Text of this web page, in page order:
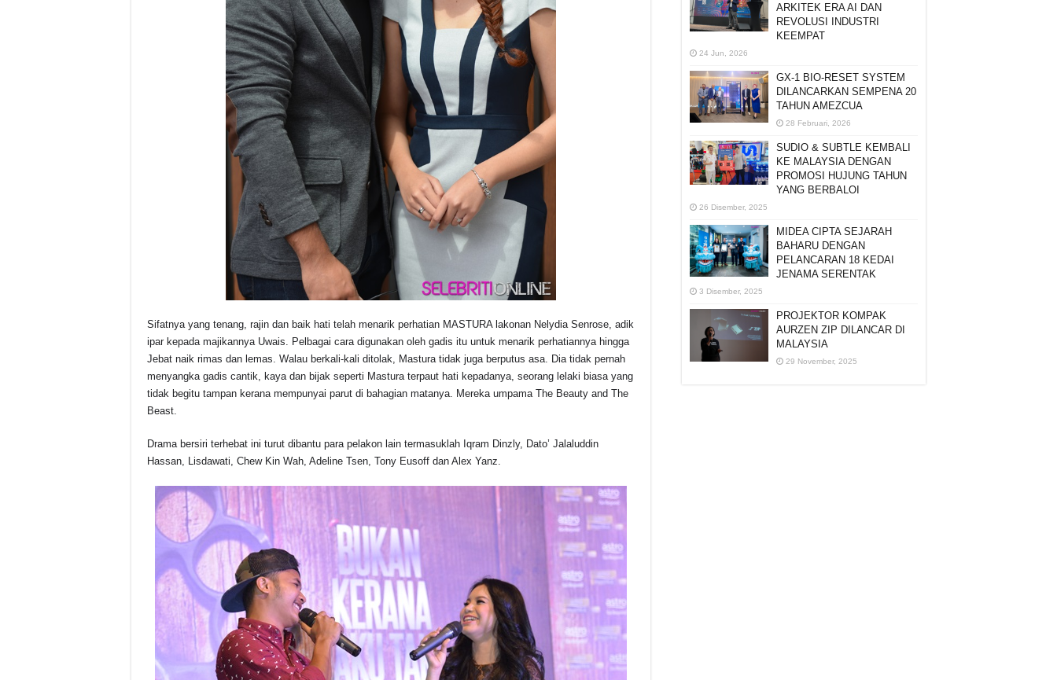
Sifatnya yang tenang, rajin dan baik hati telah menarik perhatian MASTURA lakonan Nelydia Senrose, adik
ipar kepada majikannya Uwais. Pelbagai cara digunakan oleh gadis itu untuk menarik perhatiannya hingga
Jebat naik rimas dan lemas. Walau berkali-kali ditolak, Mastura tidak juga berputus asa. Dia tidak pernah
menyangka gadis cantik, kaya dan bijak seperti Mastura terpaut hati kepadanya, seorang lelaki biasa yang
tidak begitu tampan kerana mempunyai parut di bahagian matanya. Mereka umpama The Beauty and The
Beast.
Drama bersiri terhebat ini turut dibantu para pelakon lain termasuklah Iqram Dinzly, Dato’ Jalaluddin
Hassan, Lisdawati, Chew Kin Wah, Adeline Tsen, Tony Eusoff dan Alex Yanz.
ARKITEK ERA AI DAN
REVOLUSI INDUSTRI
KEEMPAT
24 Jun, 2026
GX-1 BIO-RESET SYSTEM
DILANCARKAN SEMPENA 20
TAHUN AMEZCUA
28 Februari, 2026
SUDIO & SUBTLE KEMBALI
KE MALAYSIA DENGAN
PROMOSI HUJUNG TAHUN
YANG BERBALOI
26 Disember, 2025
MIDEA CIPTA SEJARAH
BAHARU DENGAN
PELANCARAN 18 KEDAI
JENAMA SERENTAK
3 Disember, 2025
PROJEKTOR KOMPAK
AURZEN ZIP DILANCAR DI
MALAYSIA
29 November, 2025